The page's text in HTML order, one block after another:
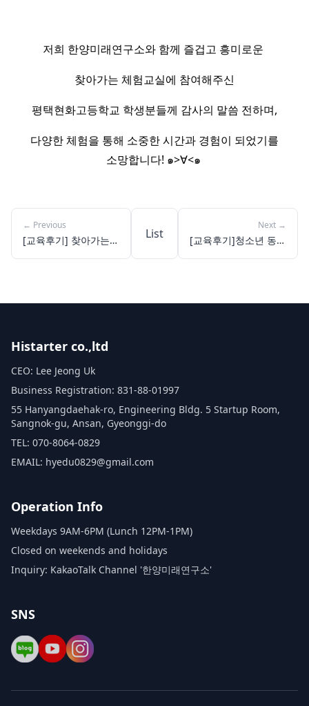
저희 한양미래연구소와 함께 즐겁고 흥미로운
찾아가는 체험교실에 참여해주신
평택현화고등학교 학생분들께 감사의 말씀 전하며,
다양한 체험을 통해 소중한 시간과 경험이 되었기를
소망합니다! ๑>∀<๑ ​
← Previous
[교육후기] 찾아가는
List
Next →
[교육후기]청소년 동아
Histarter co.,ltd
CEO: Lee Jeong Uk
Business Registration: 831-88-01997
55 Hanyangdaehak-ro, Engineering Bldg. 5 Startup Room,
Sangnok-gu, Ansan, Gyeonggi-do
TEL: 070-8064-0829
EMAIL: hyedu0829@gmail.com
Operation Info
Weekdays 9AM-6PM (Lunch 12PM-1PM)
Closed on weekends and holidays
Inquiry: KakaoTalk Channel '한양미래연구소'
SNS